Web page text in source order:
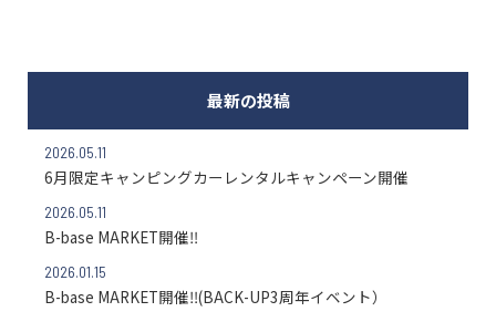
最新の投稿
2026.05.11
6月限定キャンピングカーレンタルキャンペーン開催
2026.05.11
B-base MARKET開催‼
2026.01.15
B-base MARKET開催‼(BACK-UP3周年イベント）